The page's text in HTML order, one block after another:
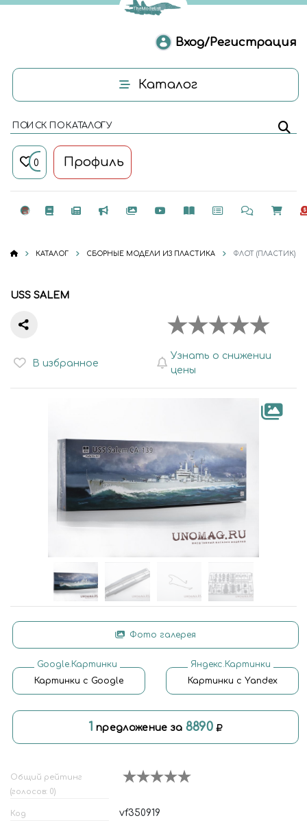
Вход/Регистрация
Каталог
ПОИСК ПО КАТАЛОГУ
0 Профиль
КАТАЛОГ СБОРНЫЕ МОДЕЛИ ИЗ ПЛАСТИКА ФЛОТ (ПЛАСТИК)
USS SALEM
В избранное
Узнать о снижении
цены
Фото галерея
Google.Картинки
Картинки с Google
Яндекс.Картинки
Картинки с Yandex
1 предложение за 8890
Общий рейтинг
(голосов: 0)
Код vf350919